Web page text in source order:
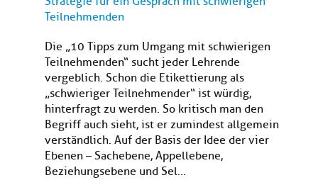
Teilnehmenden
Die „10 Tipps zum Umgang mit schwierigen
Teilnehmenden“ sucht jeder Lehrende
vergeblich. Schon die Etikettierung als
„schwieriger Teilnehmender“ ist würdig,
hinterfragt zu werden. So kritisch man den
Begriff auch sieht, ist er zumindest allgemein
verständlich. Auf der Basis der Idee der vier
Ebenen – Sachebene, Appellebene,
Beziehungsebene und Sel...